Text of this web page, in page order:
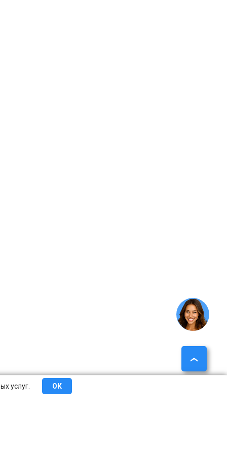
услуг. ОК